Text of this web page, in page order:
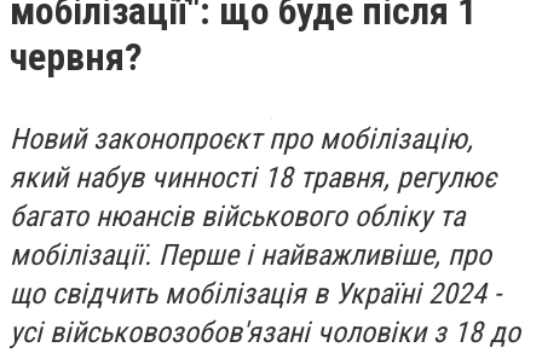
мобілізації": що буде після 1
червня?
Новий законопроєкт про мобілізацію,
який набув чинності 18 травня, регулює
багато нюансів військового обліку та
мобілізації. Перше і найважливіше, про
що свідчить мобілізація в Україні 2024 -
усі військовозобов'язані чоловіки з 18 до